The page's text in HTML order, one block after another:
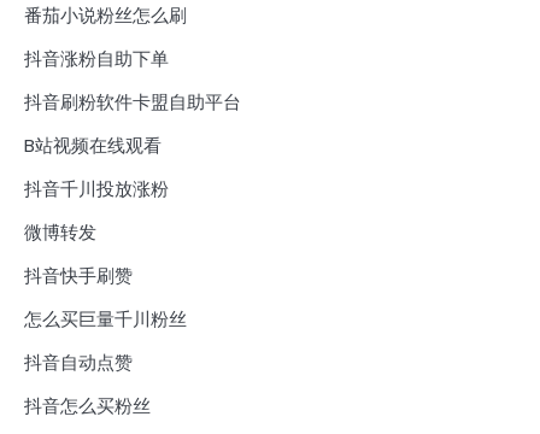
番茄小说粉丝怎么刷
抖音涨粉自助下单
抖音刷粉软件卡盟自助平台
B站视频在线观看
抖音千川投放涨粉
微博转发
抖音快手刷赞
怎么买巨量千川粉丝
抖音自动点赞
抖音怎么买粉丝